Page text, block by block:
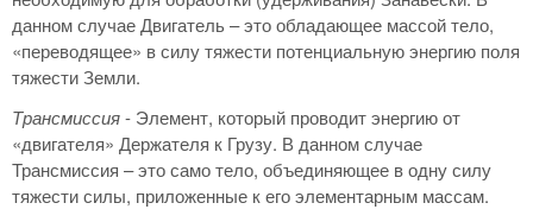
данном случае Двигатель – это обладающее массой тело,
«переводящее» в силу тяжести потенциальную энергию поля
тяжести Земли.
Трансмиссия- Элемент, который проводит энергию от
«двигателя» Держателя к Грузу. В данном случае
Трансмиссия – это само тело, объединяющее в одну силу
тяжести силы, приложенные к его элементарным массам.